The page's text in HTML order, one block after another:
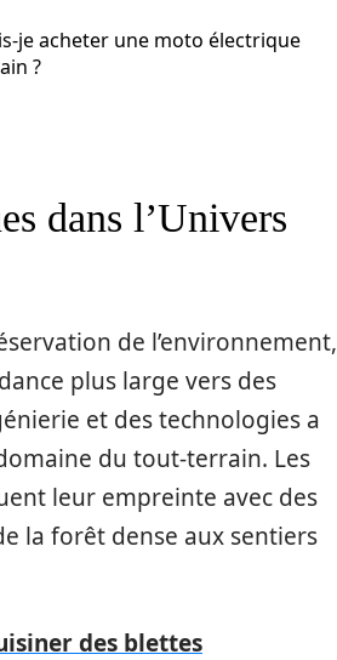
je acheter une moto électrique
?
dans l’Univers
de l’environnement,
plus large vers des
et des technologies a
du tout-terrain. Les
leur empreinte avec des
la forêt dense aux sentiers
des blettes